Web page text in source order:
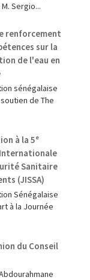
Sergio...
renforcement
sur la
de l'eau en
sénégalaise
de The
à la 5ᵉ
Sanitaire
(JISSA)
Sénégalaise
à la Journée
du Conseil